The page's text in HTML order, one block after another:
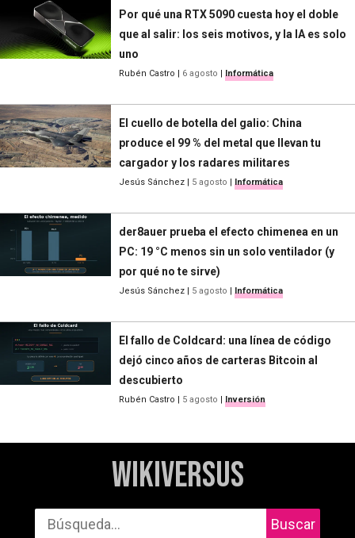
Por qué una RTX 5090 cuesta hoy el doble
que al salir: los seis motivos, y la IA es solo
uno
Rubén Castro | 6 agosto | Informática
El cuello de botella del galio: China
produce el 99 % del metal que llevan tu
cargador y los radares militares
Jesús Sánchez | 5 agosto | Informática
der8auer prueba el efecto chimenea en un
PC: 19 °C menos sin un solo ventilador (y
por qué no te sirve)
Jesús Sánchez | 5 agosto | Informática
El fallo de Coldcard: una línea de código
dejó cinco años de carteras Bitcoin al
descubierto
Rubén Castro | 5 agosto | Inversión
WikiVersus
Buscar